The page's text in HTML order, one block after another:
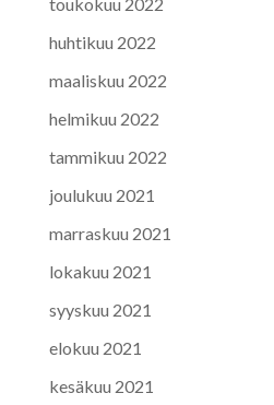
huhtikuu 2022
maaliskuu 2022
helmikuu 2022
tammikuu 2022
joulukuu 2021
marraskuu 2021
lokakuu 2021
syyskuu 2021
elokuu 2021
kesäkuu 2021